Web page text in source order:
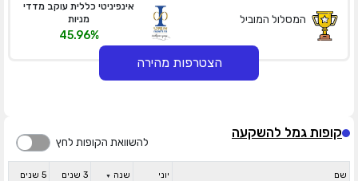
המסלול המוביל
אינפיניטי כללית עוקב מדדי
מניות
45.96%
הצטרפות מהירה
קופות גמל להשקעה
להשוואת הקופות לחץ
שם יוני שנה 3 שנים 5 שנים